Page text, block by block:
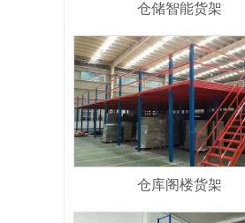
仓储智能货架
仓库阁楼货架